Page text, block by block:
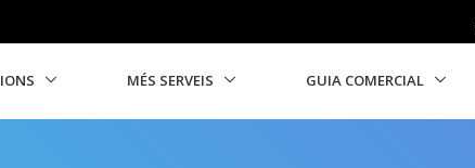
MÉS SERVEIS GUIA COMERCIAL